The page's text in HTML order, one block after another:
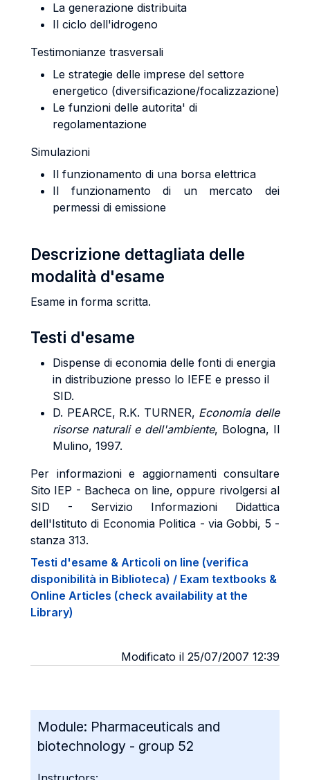
La generazione distribuita
Il ciclo dell'idrogeno
Testimonianze trasversali
Le strategie delle imprese del settore
energetico (diversificazione/focalizzazione)
Le funzioni delle autorita' di
regolamentazione
Simulazioni
Il funzionamento di una borsa elettrica
Il funzionamento di un mercato dei
permessi di emissione
Descrizione dettagliata delle
modalità d'esame
Esame in forma scritta.
Testi d'esame
Dispense di economia delle fonti di energia
in distribuzione presso lo IEFE e presso il
SID.
D. PEARCE, R.K. TURNER, Economia delle
risorse naturali e dell'ambiente, Bologna, Il
Mulino, 1997.
Per informazioni e aggiornamenti consultare
Sito IEP - Bacheca on line, oppure rivolgersi al
SID - Servizio Informazioni Didattica
dell'Istituto di Economia Politica - via Gobbi, 5 -
stanza 313.
Testi d'esame & Articoli on line (verifica
disponibilità in Biblioteca) / Exam textbooks &
Online Articles (check availability at the
Library)
Modificato il 25/07/2007 12:39
Module: Pharmaceuticals and
biotechnology - group 52